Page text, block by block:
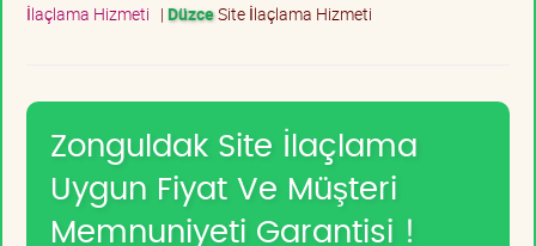
İlaçlama Hizmeti | DüzceSite İlaçlama Hizmeti
Zonguldak Site İlaçlama
Uygun Fiyat Ve Müşteri
Memnuniyeti Garantisi !